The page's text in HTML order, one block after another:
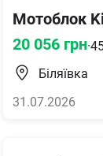
Мотоблок
20 056 грн·
Біляївка
31.07.2026